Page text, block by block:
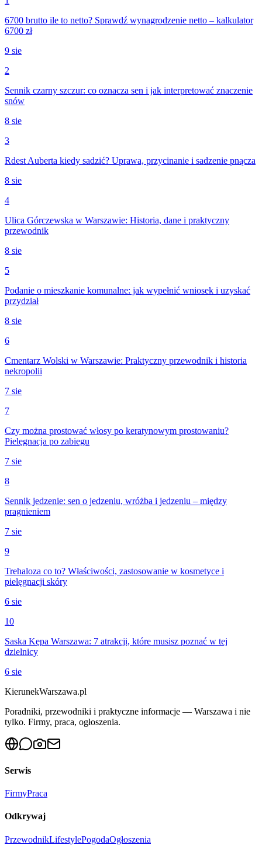
6700 brutto ile to netto? Sprawdź wynagrodzenie netto – kalkulator
6700 zł
9 sie
2
Sennik czarny szczur: co oznacza sen i jak interpretować znaczenie
snów
8 sie
3
Rdest Auberta kiedy sadzić? Uprawa, przycinanie i sadzenie pnącza
8 sie
4
Ulica Górczewska w Warszawie: Historia, dane i praktyczny
przewodnik
8 sie
5
Podanie o mieszkanie komunalne: jak wypełnić wniosek i uzyskać
przydział
8 sie
6
Cmentarz Wolski w Warszawie: Praktyczny przewodnik i historia
nekropolii
7 sie
7
Czy można prostować włosy po keratynowym prostowaniu?
Pielęgnacja po zabiegu
7 sie
8
Sennik jedzenie: sen o jedzeniu, wróżba i jedzeniu – między
pragnieniem
7 sie
9
Trehaloza co to? Właściwości, zastosowanie w kosmetyce i
pielęgnacji skóry
6 sie
10
Saska Kępa Warszawa: 7 atrakcji, które musisz poznać w tej
dzielnicy
6 sie
KierunekWarszawa.pl
Poradniki, przewodniki i praktyczne informacje — Warszawa i nie
tylko. Firmy, praca, ogłoszenia.
Serwis
FirmyPraca
Odkrywaj
PrzewodnikLifestylePogodaOgłoszenia